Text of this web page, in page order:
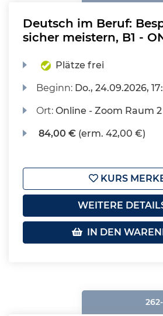
Deutsch im Beruf:
sicher meistern, B1 -
Plätze frei
Beginn: Do., 24.09.2026,
Ort:Online - Zoom Raum 2
84,00 € (erm. 42,00 €)
KURS
WEITERE
IN DEN